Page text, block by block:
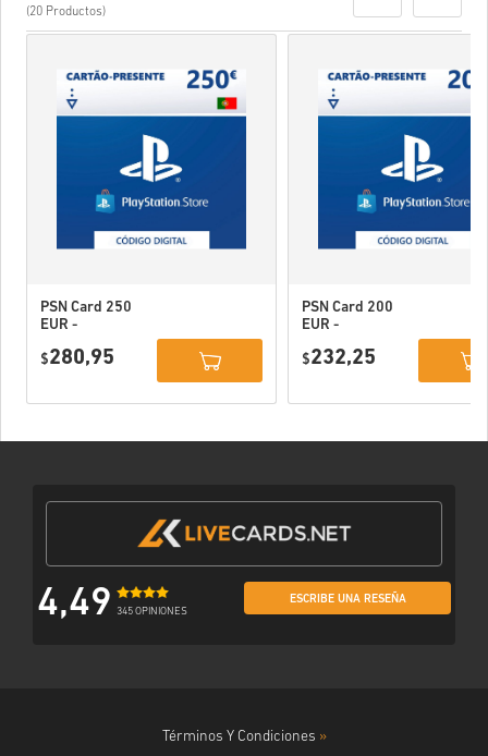
(20 Productos)
PSN Card 250
EUR -
Network
$280,95
PSN Card 200
EUR -
Network
$232,25
4,49 345 OPINIONES
ESCRIBE UNA RESEÑA
Términos Y Condiciones »